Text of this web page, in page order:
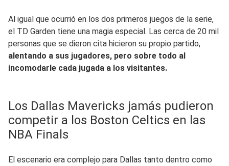
Al igual que ocurrió en los dos primeros juegos de la serie,
el TD Garden tiene una magia especial. Las cerca de 20 mil
personas que se dieron cita hicieron su propio partido,
alentando a sus jugadores, pero sobre todo al
incomodarle cada jugada a los visitantes.
Los Dallas Mavericks jamás pudieron
competir a los Boston Celtics en las
NBA Finals
El escenario era complejo para Dallas tanto dentro como